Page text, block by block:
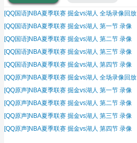
[QQ国语]NBA夏季联赛 掘金vs湖人 全场录像回放
[QQ国语]NBA夏季联赛 掘金vs湖人 第一节 录像
[QQ国语]NBA夏季联赛 掘金vs湖人 第二节 录像
[QQ国语]NBA夏季联赛 掘金vs湖人 第三节 录像
[QQ国语]NBA夏季联赛 掘金vs湖人 第四节 录像
[QQ原声]NBA夏季联赛 掘金vs湖人 全场录像回放
[QQ原声]NBA夏季联赛 掘金vs湖人 第一节 录像
[QQ原声]NBA夏季联赛 掘金vs湖人 第二节 录像
[QQ原声]NBA夏季联赛 掘金vs湖人 第三节 录像
[QQ原声]NBA夏季联赛 掘金vs湖人 第四节 录像